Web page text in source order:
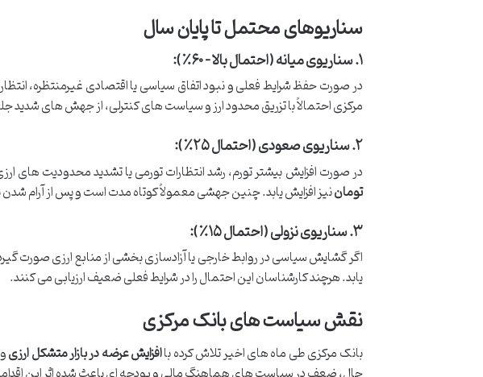
سناریوهای محتمل تا پایان سال
۱. سناریوی میانه (احتمال بالا – ۶۰٪):
در صورت حفظ شرایط فعلی و نبود اتفاق سیاسی یا اقتصادی غیرمنتظره،
مرکزی احتمالاً با تزریق محدود ارز و سیاست های کنترلی، از جهش های شدید
۲. سناریوی صعودی (احتمال ۲۵٪):
در صورت افزایش بیشتر تورم، رشد انتظارات تورمی یا تشدید محدودیت
توماننیز افزایش یابد. چنین جهشی معمولاً کوتاه مدت است و پس از آرام شدن
۳. سناریوی نزولی (احتمال ۱۵٪):
اگر گشایش سیاسی در روابط خارجی یا آزادسازی بخشی از منابع ارزی صورت
یابد. هرچند کارشناسان این احتمال را در شرایط فعلی ضعیف ارزیابی می کنند.
نقش سیاست های بانک مرکزی
بانک مرکزی طی ماه های اخیر تلاش کرده باافزایش عرضه در بازار متشکل ارزی